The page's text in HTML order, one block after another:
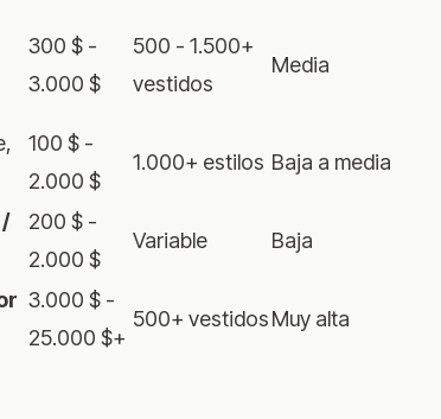
300 $ -
3.000 $
500 - 1.500+
vestidos
Media
100 $ -
2.000 $
1.000+ estilos Baja a media
200 $ -
2.000 $
Variable Baja
3.000 $ -
25.000 $+
500+ vestidosMuy alta